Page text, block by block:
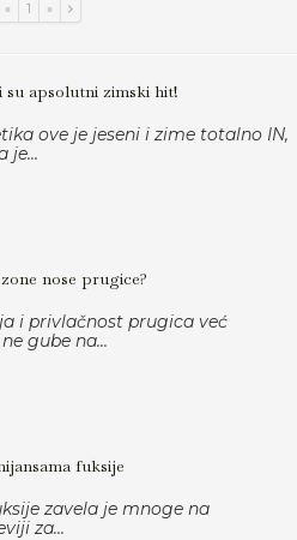
« 1 »
apsolutni zimski hit!
ove je jeseni i zime totalno IN,
je...
nose prugice?
i privlačnost prugica već
gube na...
fuksije
zavela je mnoge na
za...